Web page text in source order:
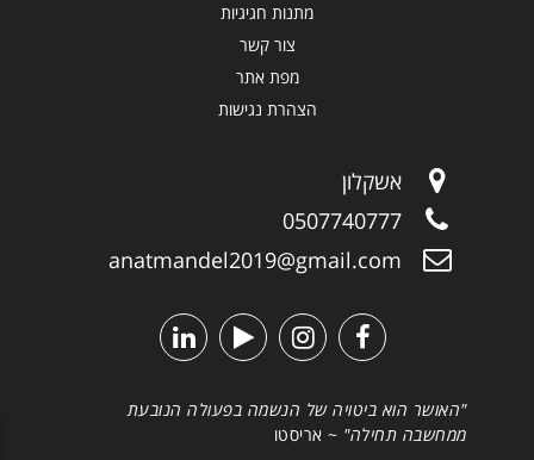
מתנות חגיגיות
צור קשר
מפת אתר
הצהרת נגישות
אשקלון
0507740777
anatmandel2019@gmail.com
"האושר הוא ביטויה של הנשמה בפעולה הנובעת
ממחשבה תחילה" ~ אריסטו